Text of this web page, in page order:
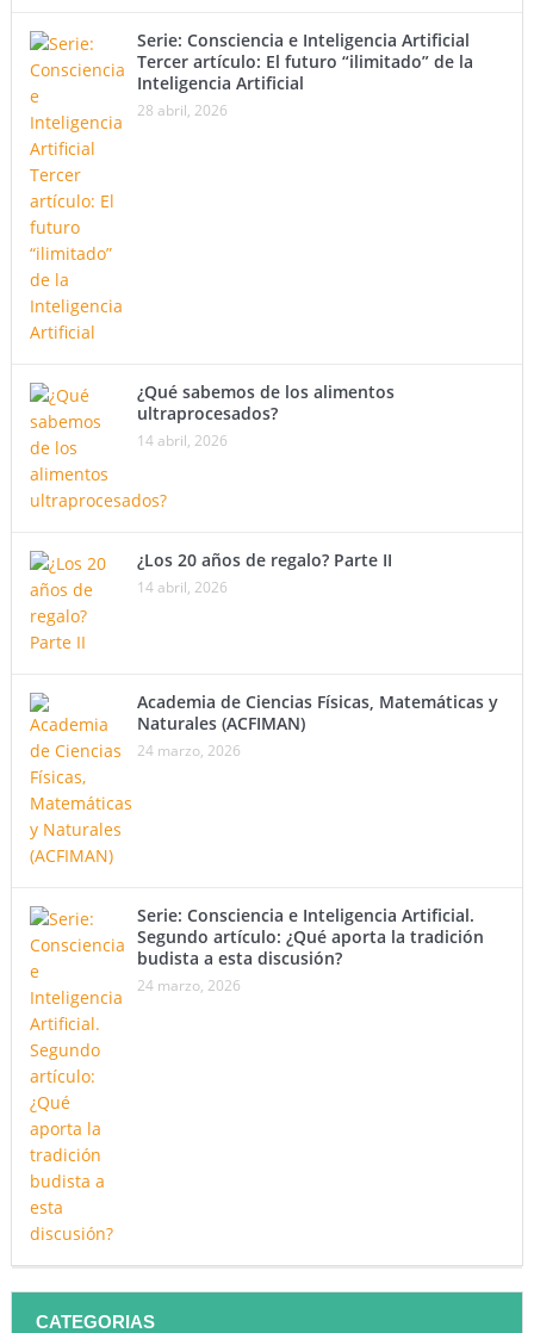
Serie: Consciencia e Inteligencia Artificial
Tercer artículo: El futuro “ilimitado” de la
Inteligencia Artificial
28 abril, 2026
¿Qué sabemos de los alimentos
ultraprocesados?
14 abril, 2026
¿Los 20 años de regalo? Parte II
14 abril, 2026
Academia de Ciencias Físicas, Matemáticas y
Naturales (ACFIMAN)
24 marzo, 2026
Serie: Consciencia e Inteligencia Artificial.
Segundo artículo: ¿Qué aporta la tradición
budista a esta discusión?
24 marzo, 2026
CATEGORIAS